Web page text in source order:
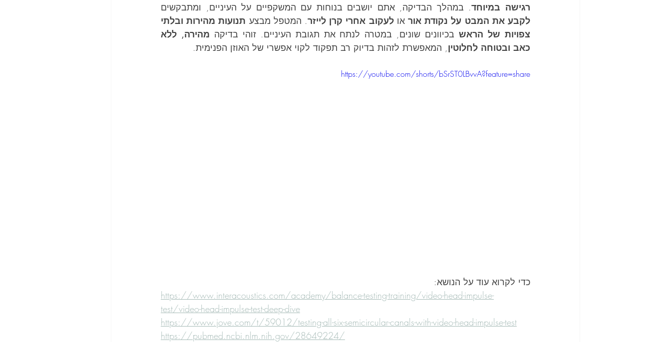
רגישה במיוחד. במהלך הבדיקה, אתם יושבים בנוחות עם המשקפיים על העיניים, ומתבקשים
לקבע את המבט על נקודת אור או לעקוב אחרי קרן לייזר. המטפל מבצע
צפויות של הראש בכיוונים שונים, במטרה לנתח את תגובת העיניים. זוהי בדיקה
כאב ובטוחה לחלוטין , המאפשרת לזהות בדיוק רב תפקוד לקוי אפשרי של האוזן הפנימית.
https://youtube.com/shorts/bSrST0LBvvA?feature=share
כדי לקרוא עוד על הנושא:
https://www.interacoustics.com/academy/balance-testing-training/video-head-impulse-
test/video-head-impulse-test-deep-dive
https://www.jove.com/t/59012/testing-all-six-semicircular-canals-with-video-head-impulse-test
https://pubmed.ncbi.nlm.nih.gov/28649224/